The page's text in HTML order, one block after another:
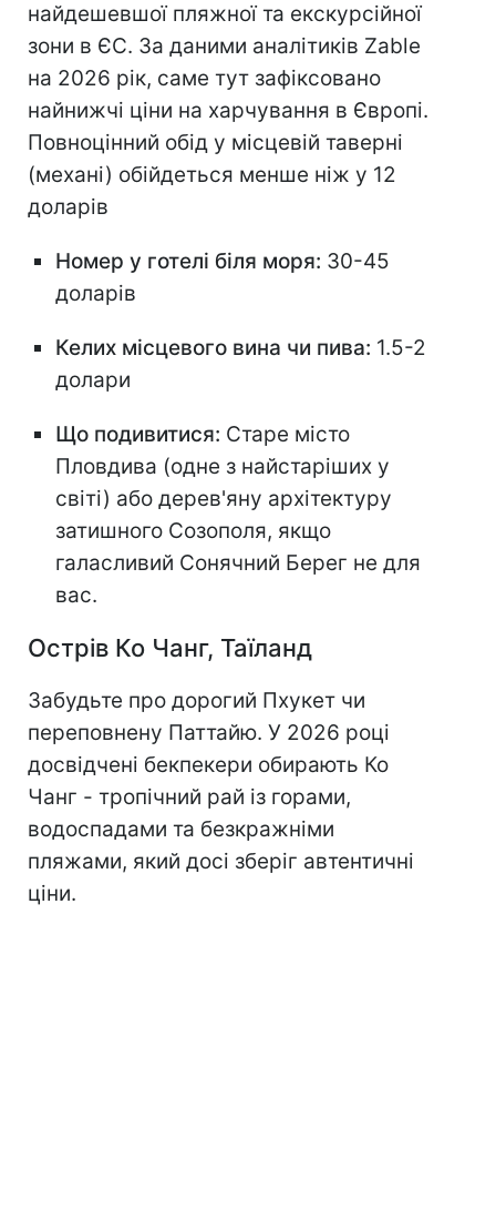
найдешевшої пляжної та екскурсійної
зони в ЄС. За даними аналітиків Zable
на 2026 рік, саме тут зафіксовано
найнижчі ціни на харчування в Європі.
Повноцінний обід у місцевій таверні
(механі) обійдеться менше ніж у 12
доларів
Номер у готелі біля моря: 30-45
доларів
Келих місцевого вина чи пива: 1.5-2
долари
Що подивитися: Старе місто
Пловдива (одне з найстаріших у
світі) або дерев'яну архітектуру
затишного Созополя, якщо
галасливий Сонячний Берег не для
вас.
Острів Ко Чанг, Таїланд
Забудьте про дорогий Пхукет чи
переповнену Паттайю. У 2026 році
досвідчені бекпекери обирають Ко
Чанг - тропічний рай із горами,
водоспадами та безкражніми
пляжами, який досі зберіг автентичні
ціни.